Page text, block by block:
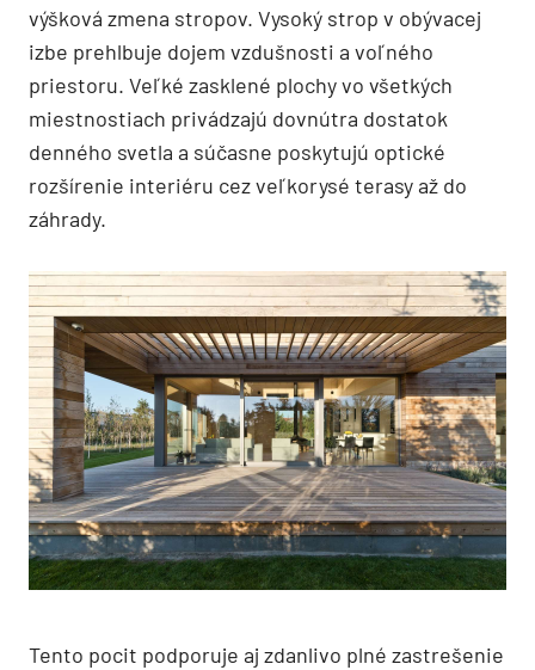
výšková zmena stropov. Vysoký strop v obývacej
izbe prehlbuje dojem vzdušnosti a voľného
priestoru. Veľké zasklené plochy vo všetkých
miestnostiach privádzajú dovnútra dostatok
denného svetla a súčasne poskytujú optické
rozšírenie interiéru cez veľkorysé terasy až do
záhrady.
Tento pocit podporuje aj zdanlivo plné zastrešenie